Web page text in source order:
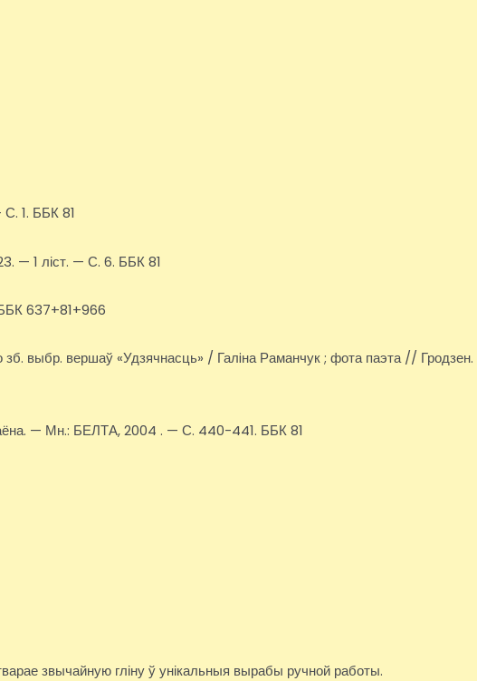
1. ББК 81
— 1 ліст. — С. 6. ББК 81
637+81+966
выбр. вершаў «Удзячнасць» / Галiна Раманчук ; фота паэта // Гродзен.
— Мн.: БЕЛТА, 2004 . — С. 440-441. ББК 81
звычайную гліну ў унікальныя вырабы ручной работы.